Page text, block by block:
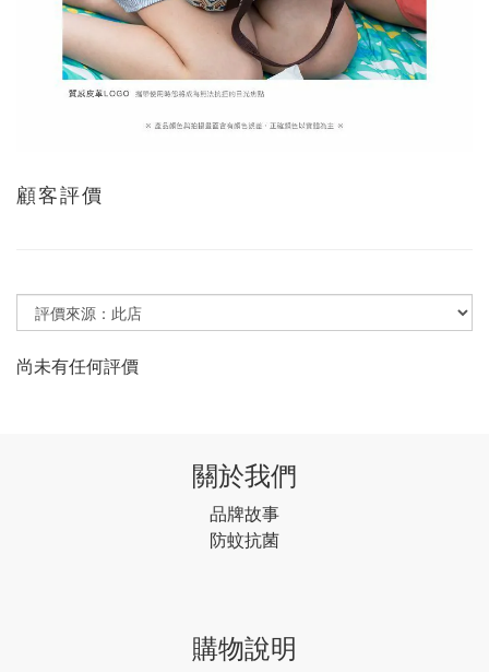
顧客評價
尚未有任何評價
關於我們
品牌故事
防蚊抗菌
購物說明